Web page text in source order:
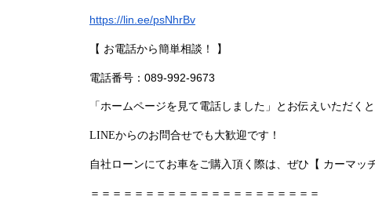
https://lin.ee/psNhrBv
【 お電話から簡単相談！ 】
電話番号：089-992-9673
「ホームページを見て電話しました」とお伝えいただく
LINEからのお問合せでも大歓迎です！
自社ローンにてお車をご購入頂く際は、ぜひ【 カーマッ
＝＝＝＝＝＝＝＝＝＝＝＝＝＝＝＝＝ ＝＝＝＝